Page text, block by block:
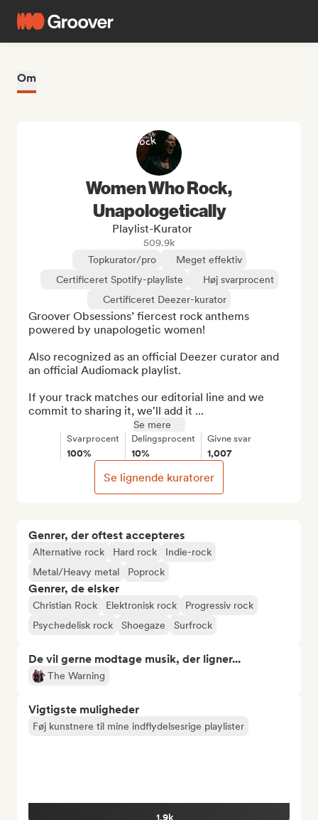
Om
Genrer, der oftest accepteres
Alternative rock Hard rock
Indie-rock
Metal/Heavy metal
Poprock
Genrer, de elsker
Christian Rock Elektronisk rock
Progressiv rock
Psychedelisk rock
Shoegaze Surfrock
De vil gerne modtage musik, der ligner...
The Warning
Vigtigste muligheder
Føj kunstnere til mine indflydelsesrige playlister
1.9k
Women Who Rock,
Unapologetically
Playlist-Kurator
509.9k
Topkurator/pro
Meget effektiv
Certificeret Spotify-playliste
Høj svarprocent
Certificeret Deezer-kurator
Groover Obsessions’ fiercest rock anthems
powered by unapologetic women!
Also recognized as an official Deezer curator and
an official Audiomack playlist.
If your track matches our editorial line and we
commit to sharing it, we'll add it ...
Se mere
Svarprocent
100%
Delingsprocent
10%
Givne svar
1,007
Se lignende kuratorer